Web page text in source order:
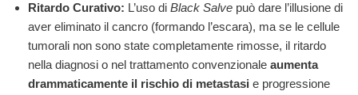
Ritardo Curativo: L’uso di Black Salve può dare l’illusione di
aver eliminato il cancro (formando l’escara), ma se le cellule
tumorali non sono state completamente rimosse, il ritardo
nella diagnosi o nel trattamento convenzionale aumenta
drammaticamente il rischio di metastasi e progressione